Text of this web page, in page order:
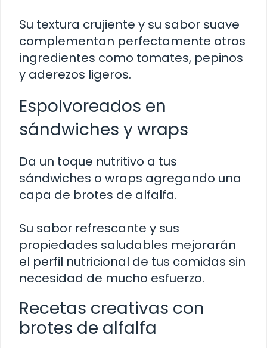
Su textura crujiente y su sabor suave
complementan perfectamente otros
ingredientes como tomates, pepinos
y aderezos ligeros.
Espolvoreados en
sándwiches y wraps
Da un toque nutritivo a tus
sándwiches o wraps agregando una
capa de brotes de alfalfa.
Su sabor refrescante y sus
propiedades saludables mejorarán
el perfil nutricional de tus comidas sin
necesidad de mucho esfuerzo.
Recetas creativas con
brotes de alfalfa